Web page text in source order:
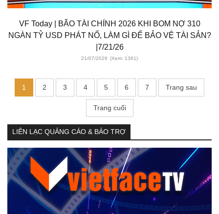
VF Today | BÃO TÀI CHÍNH 2026 KHI BOM NỢ 310
NGÀN TỶ USD PHÁT NỔ, LÀM GÌ ĐỂ BẢO VỆ TÀI SẢN?
|7/21/26
21/07/2026 (Xem: 1361)
1 2 3 4 5 6 7 Trang sau
Trang cuối
LIÊN LẠC QUẢNG CÁO & BẢO TRỢ